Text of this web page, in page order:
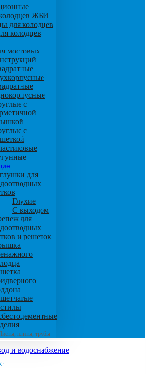
ЖБИ
для колодцев
колодцев
мостовых
с
с
для
Глухие
С выходом
для
и решеток
плиты, трубы